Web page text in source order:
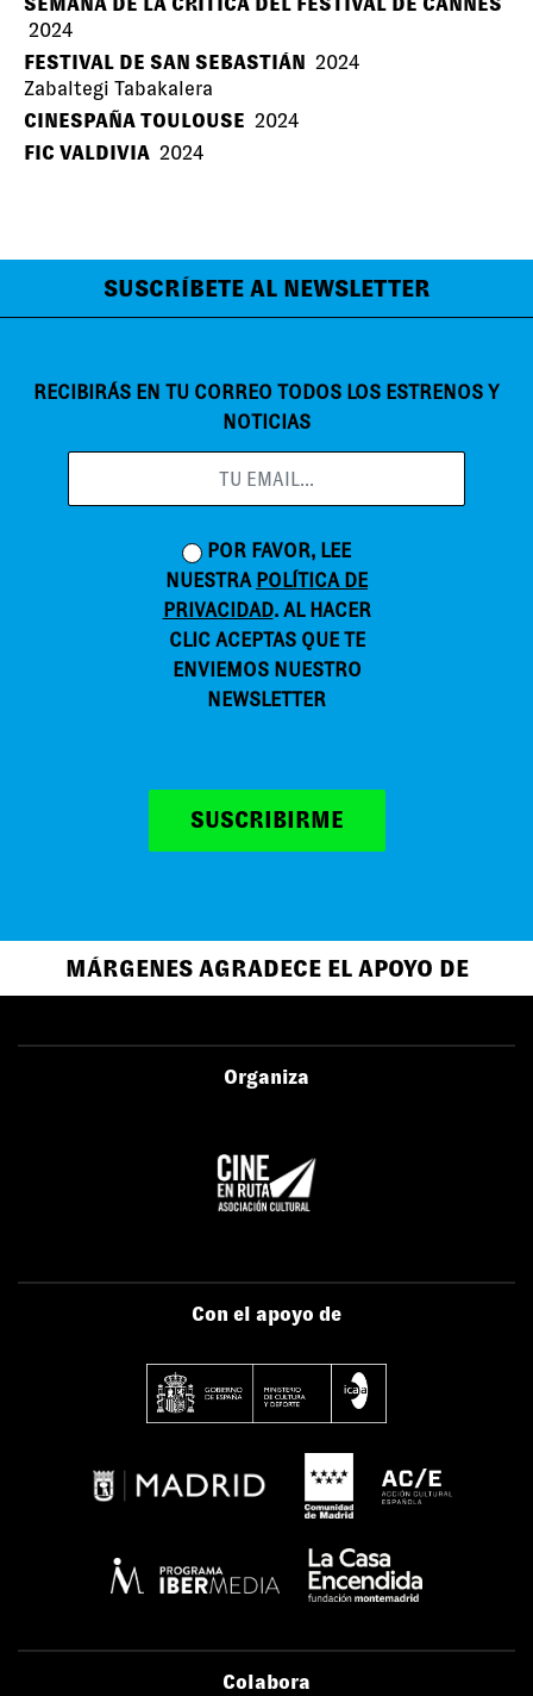
SEMANA DE LA CRÍTICA DEL FESTIVAL DE CANNES
2024
FESTIVAL DE SAN SEBASTIÁN 2024
Zabaltegi Tabakalera
CINESPAÑA TOULOUSE 2024
FIC VALDIVIA 2024
SUSCRÍBETE AL NEWSLETTER
RECIBIRÁS EN TU CORREO TODOS LOS ESTRENOS Y
NOTICIAS
POR FAVOR, LEE
NUESTRA POLÍTICA DE
PRIVACIDAD. AL HACER
CLIC ACEPTAS QUE TE
ENVIEMOS NUESTRO
NEWSLETTER
SUSCRIBIRME
MÁRGENES AGRADECE EL APOYO DE
Organiza
Con el apoyo de
Colabora